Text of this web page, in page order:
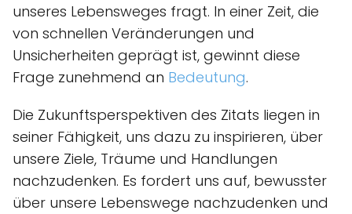
unseres Lebensweges fragt. In einer Zeit, die
von schnellen Veränderungen und
Unsicherheiten geprägt ist, gewinnt diese
Frage zunehmend an Bedeutung.
Die Zukunftsperspektiven des Zitats liegen in
seiner Fähigkeit, uns dazu zu inspirieren, über
unsere Ziele, Träume und Handlungen
nachzudenken. Es fordert uns auf, bewusster
über unsere Lebenswege nachzudenken und